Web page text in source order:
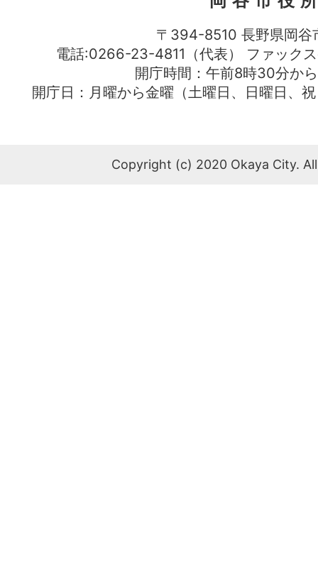
〒394-8510 長野県岡谷
電話:0266-23-4811（代表） ファッ
開庁時間：午前8時30分か
開庁日：月曜から金曜（土曜日、日曜日、
Copyright (c) 2020 Okaya City.